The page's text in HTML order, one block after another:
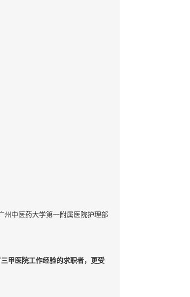
州中医药大学第一附属医院护理部
甲医院工作经验的求职者，更受